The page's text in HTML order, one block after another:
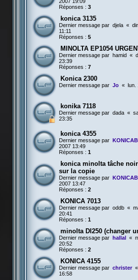
2007 19:09
Réponses : 3
konica 3135
Dernier message par djela «
11:11
Réponses : 5
MINOLTA EP1054
Dernier message par hamid «
23:39
Réponses : 7
Konica 2300
Dernier message par Jo « lun.
konika 7118
Dernier message par dada «
23:35
konica 4355
Dernier message par
2007 13:49
Réponses : 1
konica minolta tâche
sur la copie
Dernier message par
2007 13:47
Réponses : 2
KONICA 7013
Dernier message par oddb «
20:41
Réponses : 1
minolta DI250 (changer
Dernier message par hallal «
20:52
Réponses : 2
KONICA 4155
Dernier message par christer «
16:58